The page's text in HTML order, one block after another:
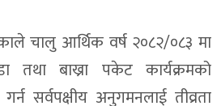
चालु आर्थिक वर्ष २०८२/०८३ मा
तथा बाख्रा पकेट कार्यक्रमको
गर्न सर्वपक्षीय अनुगमनलाई तीव्रता